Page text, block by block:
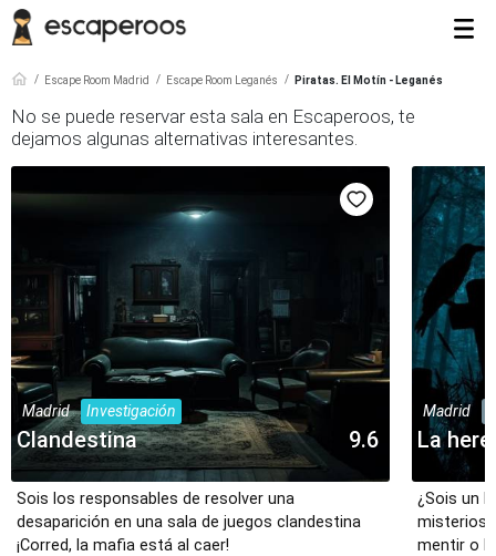
Escape Room Madrid Escape Room Leganés Piratas. El Motín - Leganés
No se puede reservar esta sala en Escaperoos, te
dejamos algunas alternativas interesantes.
Madrid Investigación
Clandestina 9.6
Sois los responsables de resolver una
desaparición en una sala de juegos clandestina
¡Corred, la mafia está al caer!
Madrid
La
¿Sois un
mentir o